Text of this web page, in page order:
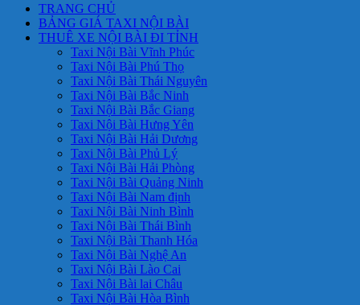
TRANG CHỦ
BẢNG GIÁ TAXI NỘI BÀI
THUÊ XE NỘI BÀI ĐI TỈNH
Taxi Nội Bài Vĩnh Phúc
Taxi Nội Bài Phú Thọ
Taxi Nội Bài Thái Nguyên
Taxi Nội Bài Bắc Ninh
Taxi Nội Bài Bắc Giang
Taxi Nội Bài Hưng Yên
Taxi Nội Bài Hải Dương
Taxi Nội Bài Phủ Lý
Taxi Nội Bài Hải Phòng
Taxi Nội Bài Quảng Ninh
Taxi Nội Bài Nam định
Taxi Nội Bài Ninh Bình
Taxi Nội Bài Thái Bình
Taxi Nội Bài Thanh Hóa
Taxi Nội Bài Nghệ An
Taxi Nội Bài Lào Cai
Taxi Nội Bài lai Châu
Taxi Nội Bài Hòa Bình